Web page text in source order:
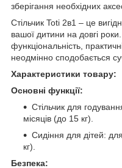
зберігання необхідних
Стільчик Toti 2в1 – це
вашої дитини на довгі
функціональність,
неодмінно сподобається
Характеристики товару:
Основні функції:
Стільчик для
місяців (до 15 кг).
Сидіння для дітей:
кг).
Безпека: